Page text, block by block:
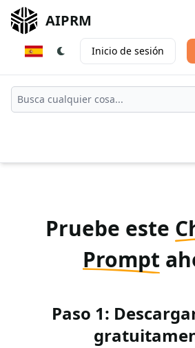
AIPRM
Inicio de sesión
Pruebe este
Prompt
Paso 1: